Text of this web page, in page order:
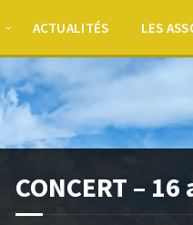
ACTUALITÉS LES
CONCERT –